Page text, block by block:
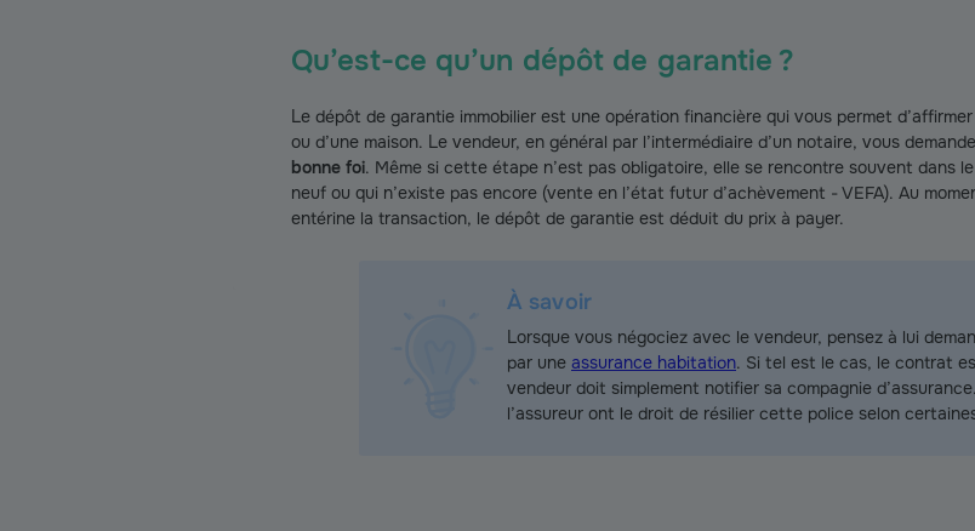
Qu’est-ce qu’un dépôt de garantie ?
Le dépôt de garantie immobilier est une opération financière qui vous permet
ou d’une maison. Le vendeur, en général par l’intermédiaire d’un notaire, vous
bonne foi. Même si cette étape n’est pas obligatoire, elle se rencontre souvent dans
neuf ou qui n’existe pas encore (vente en l’état futur d’achèvement - VEFA). Au
entérine la transaction, le dépôt de garantie est déduit du prix à payer.
À savoir
Lorsque vous négociez avec le vendeur, pensez à lui
par une assurance habitation. Si tel est le cas, le contrat
vendeur doit simplement notifier sa compagnie
l’assureur ont le droit de résilier cette police selon